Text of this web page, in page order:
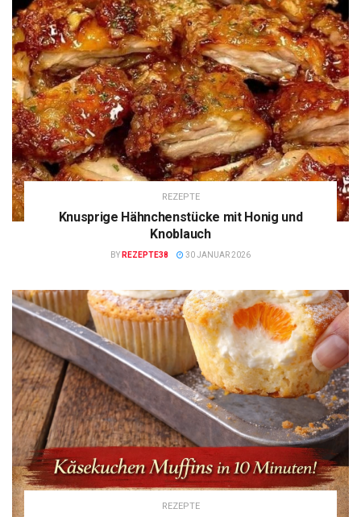
REZEPTE
Knusprige Hähnchenstücke mit Honig und
Knoblauch
BY REZEPTE38 30 JANUAR 2026
REZEPTE